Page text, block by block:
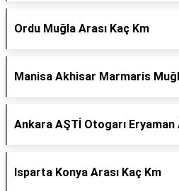
Ordu Muğla Arası Kaç Km
Manisa Akhisar Marmaris
Ankara AŞTİ Otogarı Eryaman
Isparta Konya Arası Kaç Km